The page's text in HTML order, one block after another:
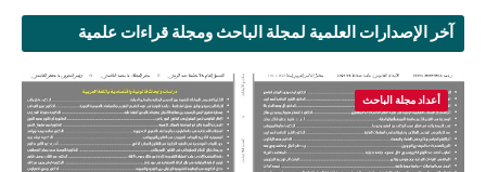
آخر الإصدارات العلمية لمجلة الباحث ومجلة قراءات علمية
أعداد مجلة الباحث